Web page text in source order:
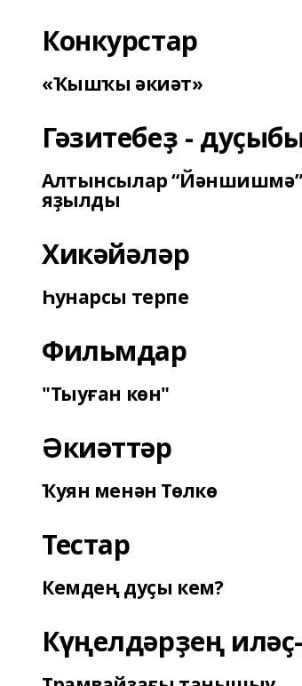
Конкурстар
«Ҡышҡы әкиәт»
Гәзитебеҙ -
Алтынсылар
яҙылды
Хикәйәләр
Һунарсы терпе
Фильмдар
"Тыуған көн"
Әкиәттәр
Ҡуян менән Төлкө
Тестар
Кемдең дуҫы кем?
Күңелдәрҙең